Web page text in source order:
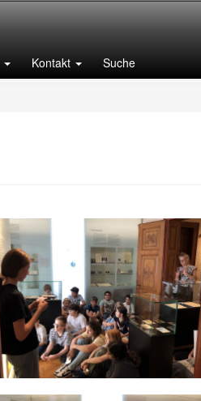
Kontakt Suche